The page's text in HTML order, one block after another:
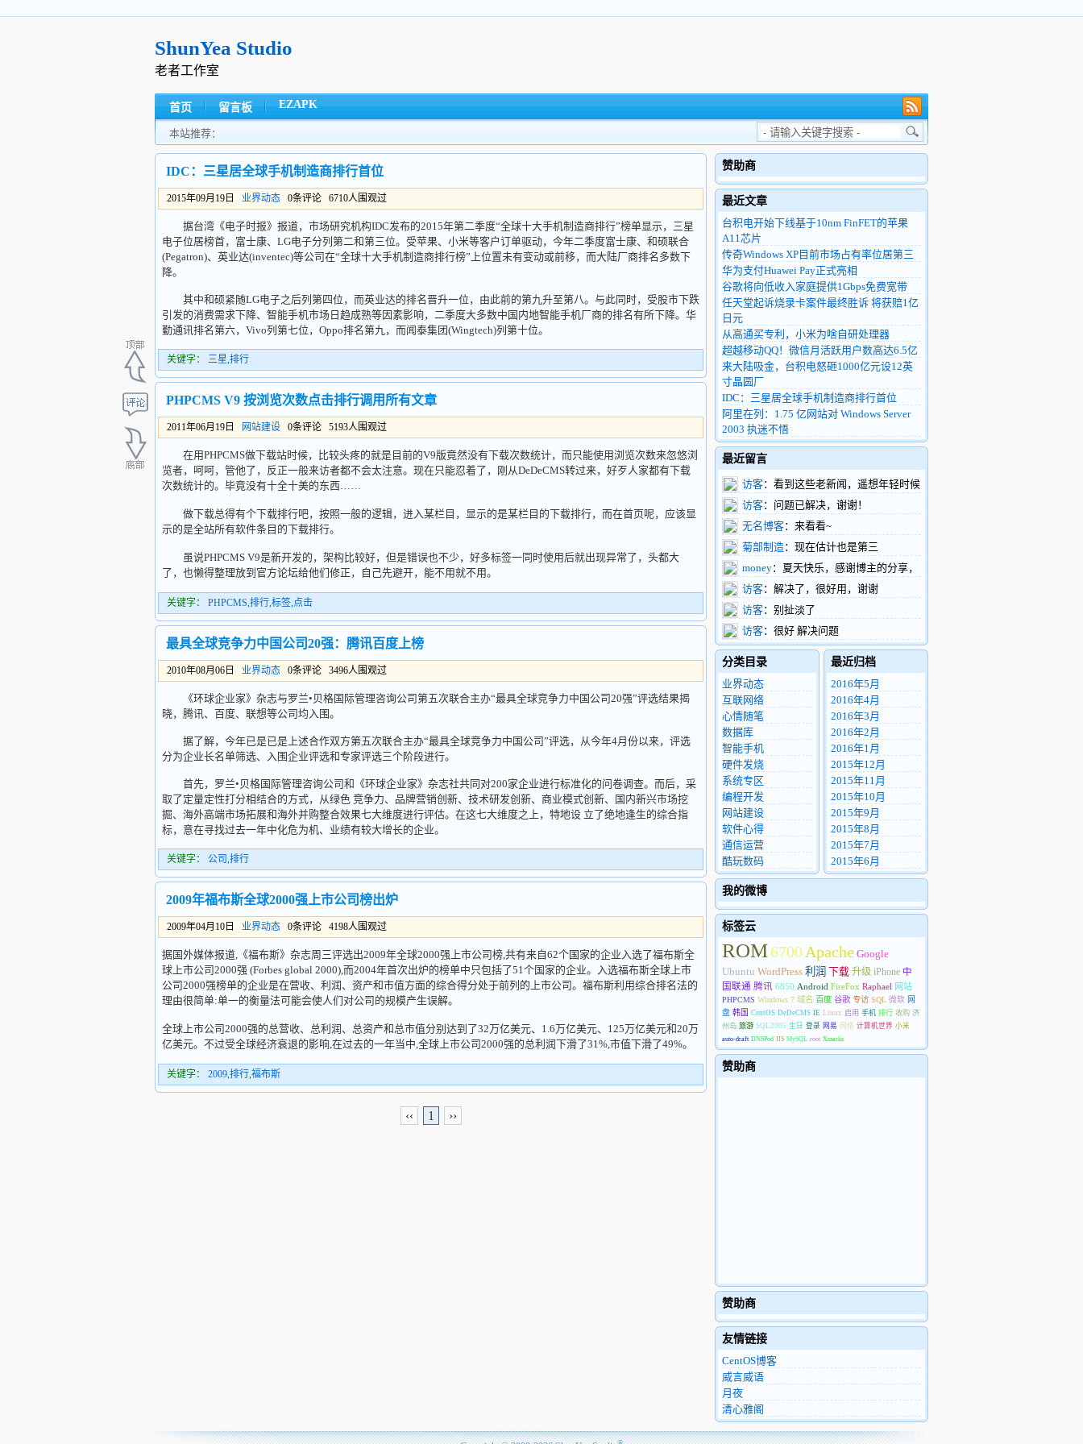
ShunYea Studio
老者工作室
首页 留言板 EZAPK
本站推荐：
IDC：三星居全球手机制造商排行首位
2015年09月19日 业界动态 0条评论 6710人围观过
据台湾《电子时报》报道，市场研究机构IDC发布的2015年第二季度“全球十大手机制造商排行”榜单显示，三星
电子位居榜首，富士康、LG电子分列第二和第三位。受苹果、小米等客户订单驱动，今年二季度富士康、和硕联合
(Pegatron)、英业达(inventec)等公司在“全球十大手机制造商排行榜”上位置未有变动或前移，而大陆厂商排名多数下
降。
其中和硕紧随LG电子之后列第四位，而英业达的排名晋升一位，由此前的第九升至第八。与此同时，受股市下跌
引发的消费需求下降、智能手机市场日趋成熟等因素影响，二季度大多数中国内地智能手机厂商的排名有所下降。华
勤通讯排名第六，Vivo列第七位，Oppo排名第九，而闻泰集团(Wingtech)列第十位。
关键字： 三星,排行
PHPCMS V9 按浏览次数点击排行调用所有文章
2011年06月19日 网站建设 0条评论 5193人围观过
在用PHPCMS做下载站时候，比较头疼的就是目前的V9版竟然没有下载次数统计，而只能使用浏览次数来忽悠浏
览者，呵呵，管他了，反正一般来访者都不会太注意。现在只能忍着了，刚从DeDeCMS转过来，好歹人家都有下载
次数统计的。毕竟没有十全十美的东西……
做下载总得有个下载排行吧，按照一般的逻辑，进入某栏目，显示的是某栏目的下载排行，而在首页呢，应该显
示的是全站所有软件条目的下载排行。
虽说PHPCMS V9是新开发的，架构比较好，但是错误也不少，好多标签一同时使用后就出现异常了，头都大
了，也懒得整理放到官方论坛给他们修正，自己先避开，能不用就不用。
关键字： PHPCMS,排行,标签,点击
最具全球竞争力中国公司20强：腾讯百度上榜
2010年08月06日 业界动态 0条评论 3496人围观过
《环球企业家》杂志与罗兰•贝格国际管理咨询公司第五次联合主办“最具全球竞争力中国公司20强”评选结果揭
晓，腾讯、百度、联想等公司均入围。
据了解，今年已是已是上述合作双方第五次联合主办“最具全球竞争力中国公司”评选，从今年4月份以来，评选
分为企业长名单筛选、入围企业评选和专家评选三个阶段进行。
首先，罗兰•贝格国际管理咨询公司和《环球企业家》杂志社共同对200家企业进行标准化的问卷调查。而后，采
取了定量定性打分相结合的方式，从绿色 竞争力、品牌营销创新、技术研发创新、商业模式创新、国内新兴市场挖
掘、海外高端市场拓展和海外并购整合效果七大维度进行评估。在这七大维度之上，特地设 立了绝地逢生的综合指
标，意在寻找过去一年中化危为机、业绩有较大增长的企业。
关键字： 公司 ,排行
2009年福布斯全球2000强上市公司榜出炉
2009年04月10日 业界动态 0条评论 4198人围观过
据国外媒体报道,《福布斯》杂志周三评选出2009年全球2000强上市公司榜,共有来自62个国家的企业入选了福布斯全
球上市公司2000强 (Forbes global 2000),而2004年首次出炉的榜单中只包括了51个国家的企业。入选福布斯全球上市
公司2000强榜单的企业是在营收、利润、资产和市值方面的综合得分处于前列的上市公司。福布斯利用综合排名法的
理由很简单:单一的衡量法可能会使人们对公司的规模产生误解。
全球上市公司2000强的总营收、总利润、总资产和总市值分别达到了32万亿美元、1.6万亿美元、125万亿美元和20万
亿美元。不过受全球经济衰退的影响,在过去的一年当中,全球上市公司2000强的总利润下滑了31%,市值下滑了49%。
关键字： 2009,排行,福布斯
‹‹ 1 ››
赞助商
最近文章
台积电开始下线基于10nm FinFET的苹果
A11芯片
传奇Windows XP目前市场占有率位居第三
华为支付Huawei Pay正式亮相
谷歌将向低收入家庭提供1Gbps免费宽带
任天堂起诉烧录卡案件最终胜诉 将获赔1亿
日元
从高通买专利，小米为啥自研处理器
超越移动QQ！微信月活跃用户数高达6.5亿
来大陆吸金，台积电怒砸1000亿元设12英
寸晶圆厂
IDC：三星居全球手机制造商排行首位
阿里在列：1.75 亿网站对 Windows Server
2003 执迷不悟
最近留言
访客：看到这些老新闻，遥想年轻时候
的我，整天扑在富士康车间做验证，真有活
力啊
访客：问题已解决，谢谢！
无名博客：来看看~
菊部制造：现在估计也是第三
money：夏天快乐，感谢博主的分享，
支持了。
访客：解决了，很好用，谢谢
访客：别扯淡了
访客：很好 解决问题
分类目录
业界动态
互联网络
心情随笔
数据库
智能手机
硬件发烧
系统专区
编程开发
网站建设
软件心得
通信运营
酷玩数码
最近归档
2016年5月
2016年4月
2016年3月
2016年2月
2016年1月
2015年12月
2015年11月
2015年10月
2015年9月
2015年8月
2015年7月
2015年6月
我的微博
标签云
ROM6700 Apache Google
Ubuntu WordPress 利润 下载 升级 iPhone 中
国联通 腾讯 6850 Android FireFox Raphael 网站
PHPCMS Windows 7 域名 百度 谷歌 专访 SQL 微软 网
盘 韩国 CentOS DeDeCMS IE Linux 启用 手机 排行 收购 济
州岛 旅游 SQL2005 生日 登录 网易 网络 计算机世界 小米
auto-draft DNSPod IIS MySQL root Xmarks
赞助商
赞助商
友情链接
CentOS博客
威言威语
月夜
清心雅阁